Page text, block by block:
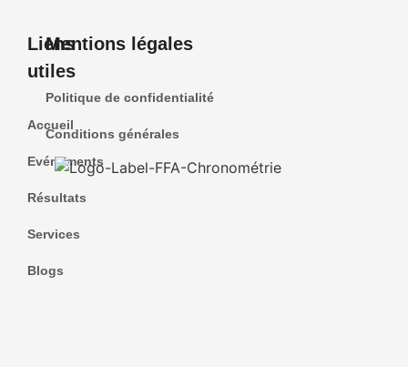
Liens
utiles
Accueil
Evénements
Résultats
Services
Blogs
Mentions légales
Politique de confidentialité
Conditions générales